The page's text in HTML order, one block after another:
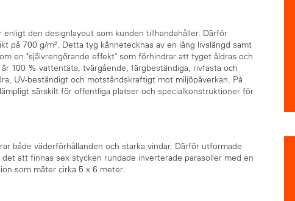
den designlayout som kunden tillhandahåller. Därför
på 700 g/m². Detta tyg kännetecknas av en lång livslängd samt
en "självrengörande effekt" som förhindrar att tyget åldras och
100 % vattentäta, tvärgående, färgbeständiga, rivfasta och
UV-beständigt och motståndskraftigt mot miljöpåverkan. På
särskilt för offentliga platser och specialkonstruktioner för
både väderförhållanden och starka vindar. Därför utformade
att finnas sex stycken rundade inverterade parasoller med en
som mäter cirka 5 x 6 meter.